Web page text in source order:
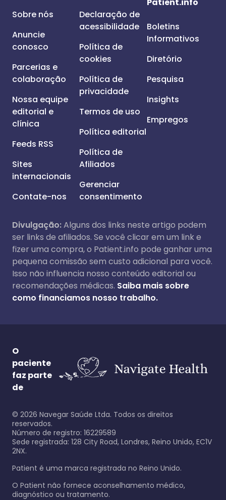
Sobre nós
Anuncie
conosco
Parcerias e
colaboração
Nossa equipe
editorial e
clínica
Feeds RSS
Sites
internacionais
Contate-nos
Declaração de
acessibilidade
Política de
cookies
Política de
privacidade
Termos de uso
Política editorial
Política de
Afiliados
Gerenciar
consentimento
Boletins
Informativos
Diretório
Pesquisa
Insights
Empregos
Divulgação:Alguns dos links neste artigo podem
ser links de afiliados. Se você clicar em um link e
fizer uma compra, o Patient.info pode ganhar uma
pequena comissão sem custo adicional para você.
Isso não influencia nosso conteúdo editorial ou
recomendações médicas. Saiba mais sobre
como financiamos nosso trabalho.
O
paciente
faz parte
de
© 2026 Navegar Saúde Ltda. Todos os direitos
reservados.
Número de registro: 16229589
Sede registrada: 128 City Road, Londres, Reino Unido, EC1V
2NX.
Patient é uma marca registrada no Reino Unido.
O Patient não fornece aconselhamento médico,
diagnóstico ou tratamento.